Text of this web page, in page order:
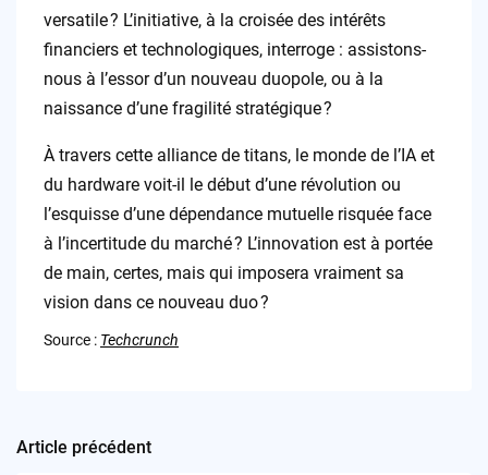
versatile ? L’initiative, à la croisée des intérêts
financiers et technologiques, interroge : assistons-
nous à l’essor d’un nouveau duopole, ou à la
naissance d’une fragilité stratégique ?
À travers cette alliance de titans, le monde de l’IA et
du hardware voit-il le début d’une révolution ou
l’esquisse d’une dépendance mutuelle risquée face
à l’incertitude du marché ? L’innovation est à portée
de main, certes, mais qui imposera vraiment sa
vision dans ce nouveau duo ?
Source : Techcrunch
Post
Article précédent